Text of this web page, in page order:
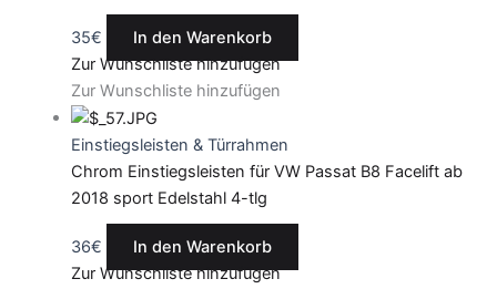
35€
In den Warenkorb
Zur Wunschliste hinzufügen
Zur Wunschliste hinzufügen
Einstiegsleisten & Türrahmen
Chrom Einstiegsleisten für VW Passat B8 Facelift ab
2018 sport Edelstahl 4-tlg
36€
In den Warenkorb
Zur Wunschliste hinzufügen